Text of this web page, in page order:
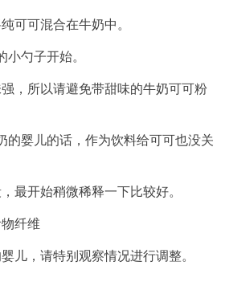
可可混合在牛奶中。
小勺子开始。
，所以请避免带甜味的牛奶可可粉
的婴儿的话，作为饮料给可可也没关
最开始稍微稀释一下比较好。
纤维
儿，请特别观察情况进行调整。